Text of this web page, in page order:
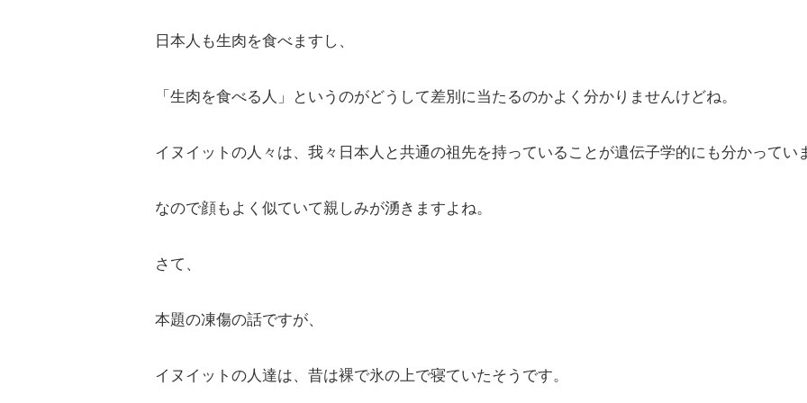
日本人も生肉を食べますし、
「生肉を食べる人」というのがどうして差別に当たるのかよく分かりませんけどね。
イヌイットの人々は、我々日本人と共通の祖先を持っていることが遺伝子学的にも分かってい
なので顔もよく似ていて親しみが湧きますよね。
さて、
本題の凍傷の話ですが、
イヌイットの人達は、昔は裸で氷の上で寝ていたそうです。